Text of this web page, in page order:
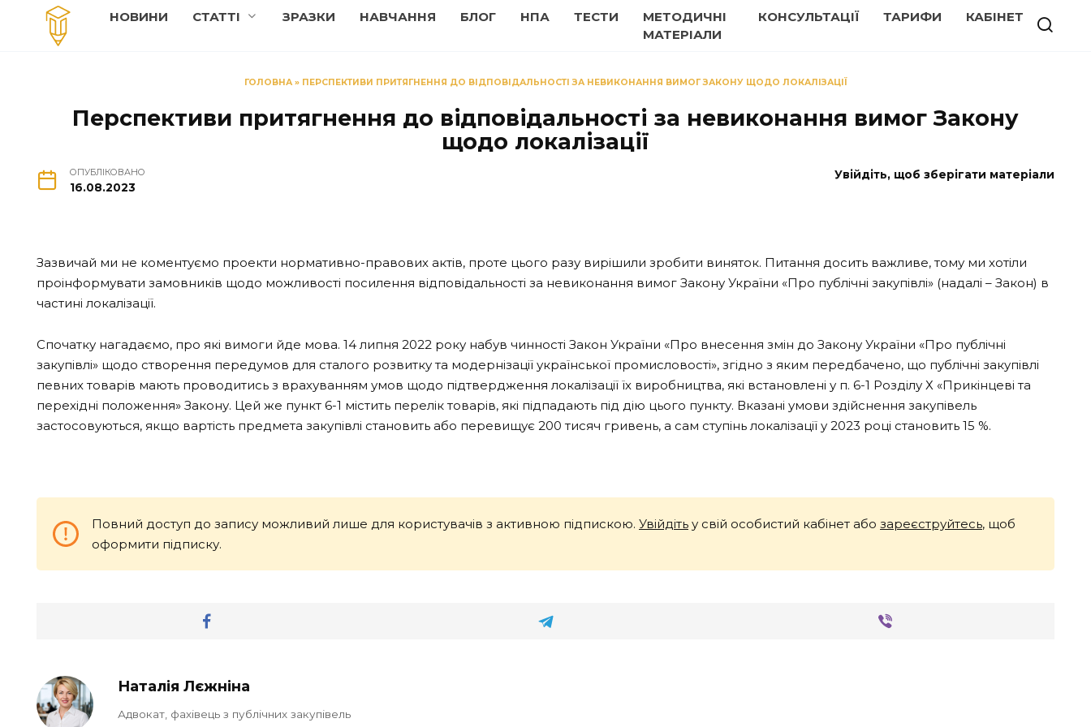
Перейти
НОВИНИ СТАТТI ЗРАЗКИ НАВЧАННЯ БЛОГ НПА ТЕСТИ
МЕТОДИЧНІ
МАТЕРІАЛИ
КОНСУЛЬТАЦІЇ ТАРИФИ КАБІНЕТ
ГОЛОВНА» ПЕРСПЕКТИВИ ПРИТЯГНЕННЯ ДО ВІДПОВІДАЛЬНОСТІ ЗА НЕВИКОНАННЯ ВИМОГ ЗАКОНУ ЩОДО ЛОКАЛІЗАЦІЇ
Перспективи притягнення до відповідальності за невиконання вимог Закону
щодо локалізації
ОПУБЛІКОВАНО
16.08.2023
Увійдіть, щоб зберігати матеріали
Зазвичай ми не коментуємо проекти нормативно-правових актів, проте цього разу вирішили зробити виняток. Питання досить важливе, тому ми хотіли
проінформувати замовників щодо можливості посилення відповідальності за невиконання вимог Закону України «Про публічні закупівлі» (надалі – Закон) в
частині локалізації.
Спочатку нагадаємо, про які вимоги йде мова. 14 липня 2022 року набув чинності Закон України «Про внесення змін до Закону України «Про публічні
закупівлі» щодо створення передумов для сталого розвитку та модернізації української промисловості», згідно з яким передбачено, що публічні закупівлі
певних товарів мають проводитись з врахуванням умов щодо підтвердження локалізації їх виробництва, які встановлені у п. 6-1 Розділу Х «Прикінцеві та
перехідні положення» Закону. Цей же пункт 6-1 містить перелік товарів, які підпадають під дію цього пункту. Вказані умови здійснення закупівель
застосовуються, якщо вартість предмета закупівлі становить або перевищує 200 тисяч гривень, а сам ступінь локалізації у 2023 році становить 15 %.
Повний доступ до запису можливий лише для користувачів з активною підпискою. Увійдіть у свій особистий кабінет або зареєструйтесь, щоб
оформити підписку.
Наталія Лєжніна
Адвокат, фахівець з публічних закупівель